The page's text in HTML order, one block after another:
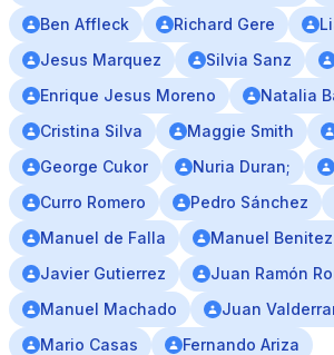
Ben Affleck
Richard Gere
Jesus Marquez
Silvia Sanz
Enrique Jesus Moreno
Natalia
Cristina Silva
Maggie Smith
George Cukor
Nuria Duran;
Curro Romero
Pedro Sánchez
Manuel de Falla
Manuel Benitez
Javier Gutierrez
Juan Ramón
Manuel Machado
Juan
Mario Casas
Fernando Ariza